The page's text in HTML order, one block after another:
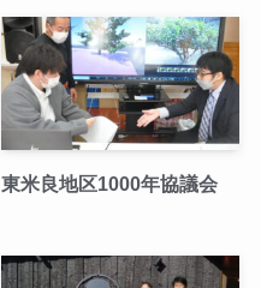
東米良地区1000年協議会